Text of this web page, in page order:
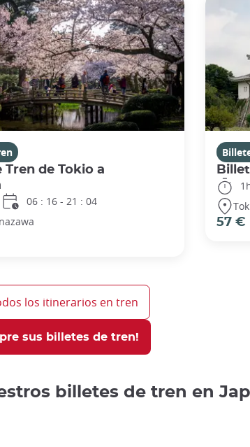
Tren de Tokio a
06 : 16 - 21 : 04
57 €
los itinerarios en tren
sus billetes de tren!
billetes de tren en